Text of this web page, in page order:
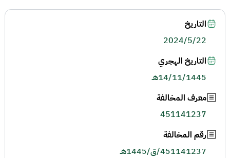
التاريخ
2024/5/22
التاريخ الهجري
14/11/1445هـ
معرف المخالفة
451141237
رقم المخالفة
451141237/ق/1445هـ